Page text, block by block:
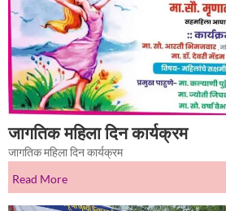
जागतिक महिला दिन कार्यक्रम
जागतिक महिला दिन कार्यक्रम
Read More